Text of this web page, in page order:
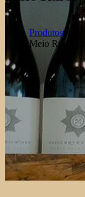
Produtos
Meio Rural